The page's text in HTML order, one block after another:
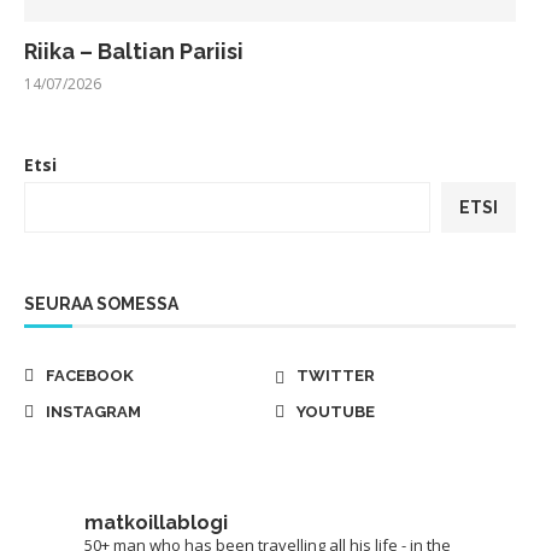
Riika – Baltian Pariisi
14/07/2026
Etsi
ETSI
SEURAA SOMESSA
FACEBOOK
TWITTER
INSTAGRAM
YOUTUBE
matkoillablogi
50+ man who has been travelling all his life - in the